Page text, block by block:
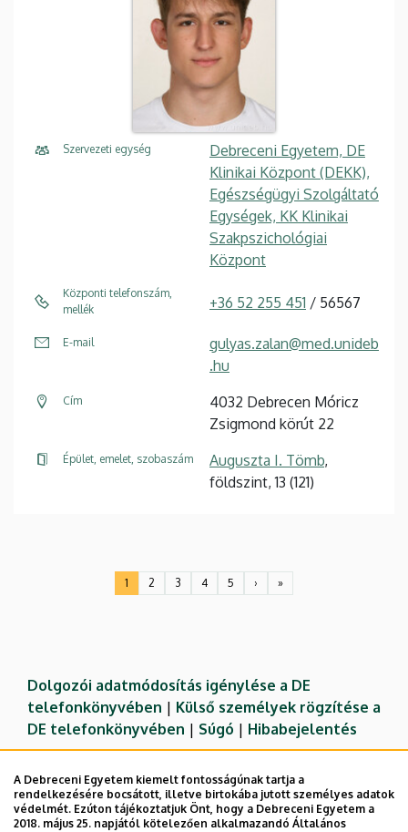
Szervezeti egység
Debreceni Egyetem, DE
Klinikai Központ (DEKK),
Egészségügyi Szolgáltató
Egységek, KK Klinikai
Szakpszichológiai
Központ
Központi telefonszám,
mellék
+36 52 255 451 / 56567
E-mail
gulyas.zalan@med.unideb
.hu
Cím
4032 Debrecen Móricz
Zsigmond körút 22
Épület, emelet, szobaszám Auguszta I. Tömb,
földszint, 13 (121)
Jelenlegi
1
Oldal
2
Oldal
3
Oldal
4
Oldal
5
Következő
›
Utolsó
»
Dolgozói adatmódosítás igénylése a DE
telefonkönyvében | Külső személyek rögzítése a
DE telefonkönyvében | Súgó | Hibabejelentés
A Debreceni Egyetem kiemelt fontosságúnak tartja a
rendelkezésére bocsátott, illetve birtokába jutott személyes adatok
védelmét. Ezúton tájékoztatjuk Önt, hogy a Debreceni Egyetem a
2018. május 25. napjától kötelezően alkalmazandó Általános